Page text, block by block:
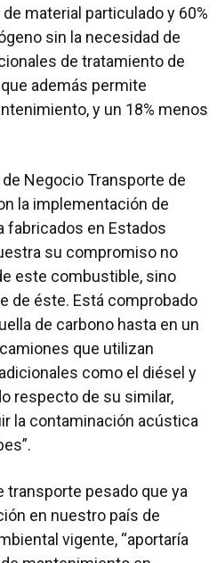
material particulado y 60%
sin la necesidad de
de tratamiento de
además permite
y un 18% menos
Negocio Transporte de
la implementación de
fabricados en Estados
su compromiso no
este combustible, sino
de éste. Está comprobado
de carbono hasta en un
que utilizan
como el diésel y
respecto de su similar,
la contaminación acústica
transporte pesado que ya
en nuestro país de
vigente, “aportaría